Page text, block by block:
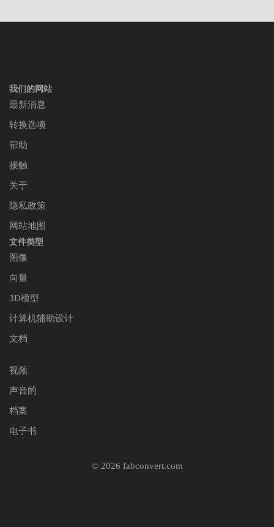
我们的网站
最新消息
转换选项
帮助
接触
关于
隐私政策
网站地图
文件类型
图像
向量
3D模型
计算机辅助设计
文档
视频
声音的
档案
电子书
© 2026 fabconvert.com